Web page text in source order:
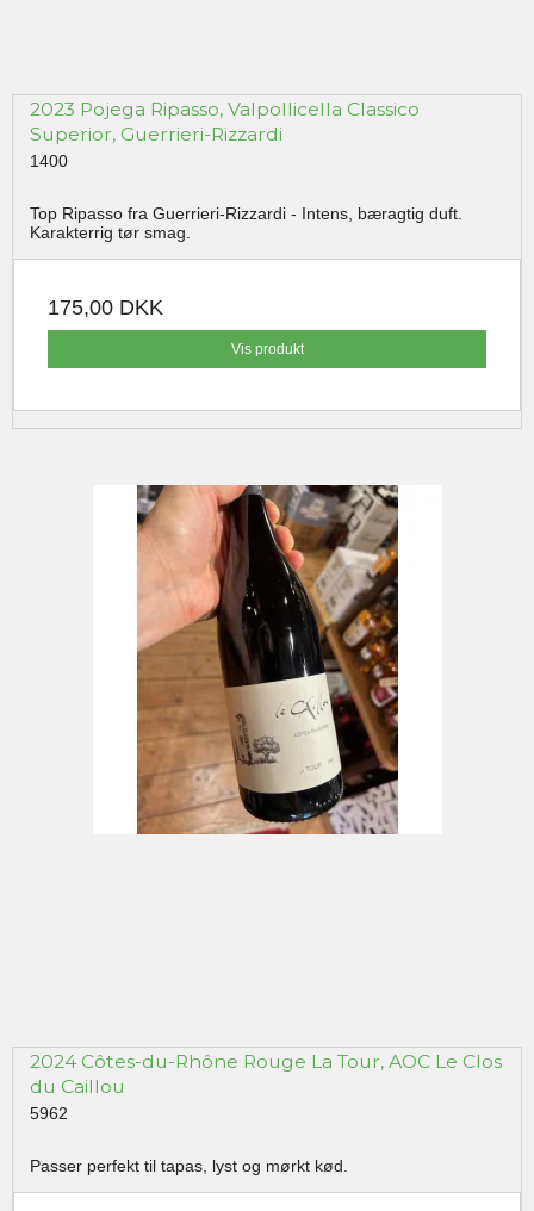
2023 Pojega Ripasso, Valpollicella Classico
Superior, Guerrieri-Rizzardi
1400
Top Ripasso fra Guerrieri-Rizzardi - Intens, bæragtig duft.
Karakterrig tør smag.
175,00 DKK
Vis produkt
2024 Côtes-du-Rhône Rouge La Tour, AOC Le Clos
du Caillou
5962
Passer perfekt til tapas, lyst og mørkt kød.